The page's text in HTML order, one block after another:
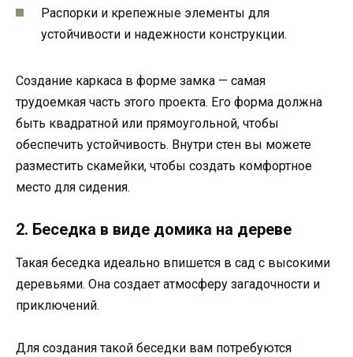
Распорки и крепежные элементы для
устойчивости и надежности конструкции.
Создание каркаса в форме замка — самая
трудоемкая часть этого проекта. Его форма должна
быть квадратной или прямоугольной, чтобы
обеспечить устойчивость. Внутри стен вы можете
разместить скамейки, чтобы создать комфортное
место для сидения.
2. Беседка в виде домика на дереве
Такая беседка идеально впишется в сад с высокими
деревьями. Она создает атмосферу загадочности и
приключений.
Для создания такой беседки вам потребуются